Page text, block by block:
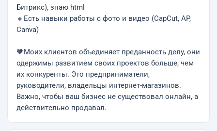
Битрикс), знаю html
🔸Есть навыки работы с фото и видео (CapCut, AP,
Canva)
🧡Моих клиентов объединяет преданность делу, они
одержимы развитием своих проектов больше, чем
их конкуренты. Это предприниматели,
руководители, владельцы интернет-магазинов.
Важно, чтoбы вaш бизнес не существовaл онлайн, а
дейcтвитeльно пpoдавaл.